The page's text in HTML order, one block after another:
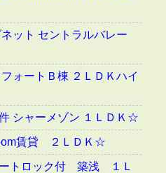
ット セントラルバレー
ォートＢ棟 ２ＬＤＫハイ
シャーメゾン １ＬＤＫ☆
賃貸 ２ＬＤＫ☆
トロック付 築浅 １Ｌ